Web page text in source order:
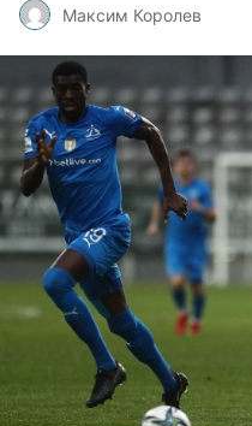
Максим Королев